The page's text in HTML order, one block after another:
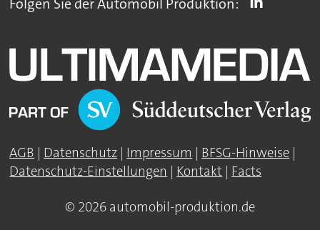
AGB | Datenschutz | Impressum | BFSG-Hinweise |
Datenschutz-Einstellungen | Kontakt | Facts
© 2026 automobil-produktion.de